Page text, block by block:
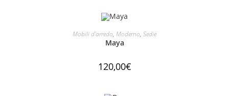
AGGIUNGI AL CARRELLO
Mobili d'arredo, Moderno, Sedie
Maya
120,00€